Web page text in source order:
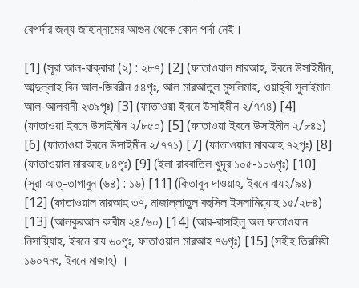
বেপর্দার জন্য জাহান্নামের আগুন থেকে কোন পর্দা নেই।
[1] (সূরা আল-বাক্বারা (২) : ২৮৭) [2] (ফাতাওয়াল মারআহ, ইবনে উসাইমীন,
আব্দুল্লাহ বিন আল-জিবরীন ৫৪পৃঃ, আল মারআতুল মুসলিমাহ, ওয়াহ্বী সুলাইমান
আল-আলবানী ২৩৯পৃঃ) [3] (ফাতাওয়া ইবনে উসাইমীন ২/৭৭৪) [4]
(ফাতাওয়া ইবনে উসাইমীন ২/৮৫০) [5] (ফাতাওয়া ইবনে উসাইমীন ২/৮৪১)
[6] (ফাতাওয়া ইবনে উসাইমীন ২/৭৭১) [7] (ফাতাওয়াল মারআহ ৭২পৃঃ) [8]
(ফাতাওয়াল মারআহ ৮৪পৃঃ) [9] (ইলা রাববাতিল খুদূর ১০৫-১০৬পৃঃ) [10]
(সূরা আত্-তাগাবুন (৬৪) : ১৬) [11] (কিতাবুদ দাওয়াহ, ইবনে বায২/৯৪)
[12] (ফাতাওয়াল মারআহ ৩৭, মাজাল্লাতুল বহুসিল ইসলামিয়্যাহ ১৫/২৮৪)
[13] (আলকুরআন কারীম ২৪/৬০) [14] (আর-রাসাইলু অল ফাতাওয়ান
নিসায়্যিাহ, ইবনে বায ৬০পৃঃ, ফাতাওয়াল মারআহ ৭৬পৃঃ) [15] (সহীহ তিরমিযী
১৬০৭নং, ইবনে মাজাহ) ।